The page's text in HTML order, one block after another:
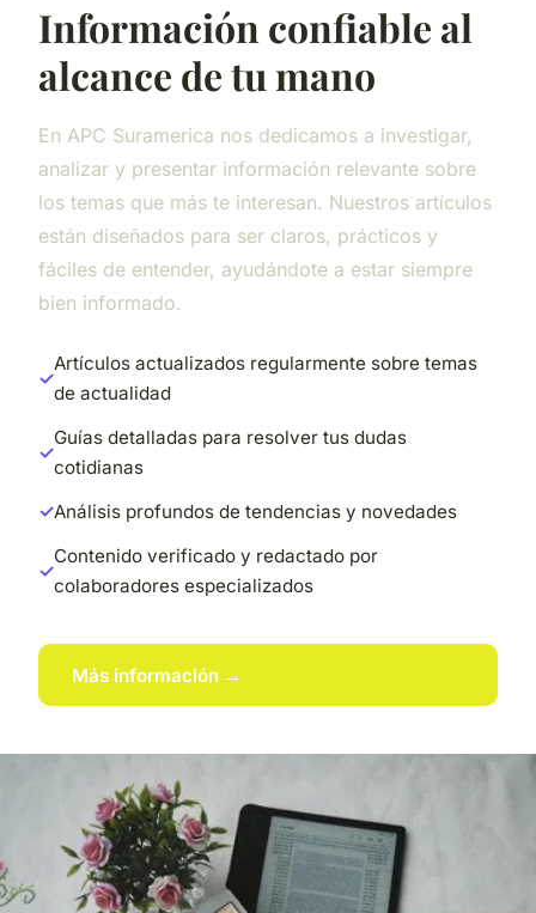
Información confiable al
alcance de tu mano
En APC Suramerica nos dedicamos a investigar,
analizar y presentar información relevante sobre
los temas que más te interesan. Nuestros artículos
están diseñados para ser claros, prácticos y
fáciles de entender, ayudándote a estar siempre
bien informado.
Artículos actualizados regularmente sobre temas
de actualidad
Guías detalladas para resolver tus dudas
cotidianas
Análisis profundos de tendencias y novedades
Contenido verificado y redactado por
colaboradores especializados
Más información →